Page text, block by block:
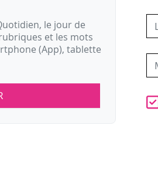
le jour de
et les mots
(App), tablette